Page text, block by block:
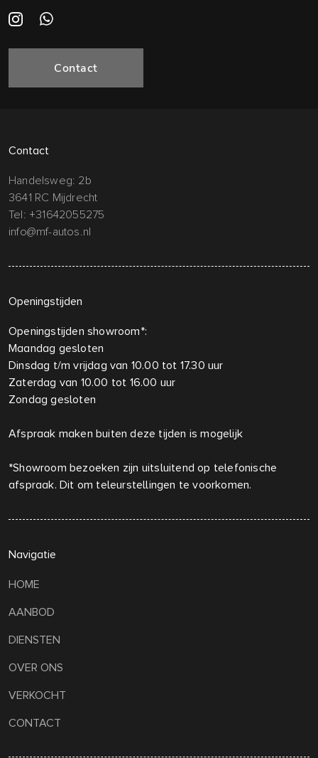
Contact
Contact
Handelsweg: 2b
3641 RC Mijdrecht
Tel: +31642055275
info@mf-autos.nl
Openingstijden
Openingstijden showroom*:
Maandag gesloten
Dinsdag t/m vrijdag van 10.00 tot 17.30 uur
Zaterdag van 10.00 tot 16.00 uur
Zondag gesloten
Afspraak maken buiten deze tijden is mogelijk
*Showroom bezoeken zijn uitsluitend op telefonische
afspraak. Dit om teleurstellingen te voorkomen.
Navigatie
HOME
AANBOD
DIENSTEN
OVER ONS
VERKOCHT
CONTACT